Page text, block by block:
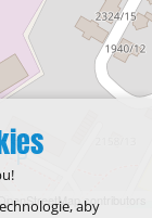
contributors
aby